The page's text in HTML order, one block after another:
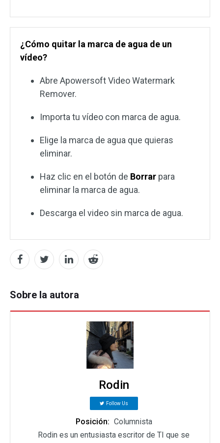
¿Cómo quitar la marca de agua de un
vídeo?
Abre Apowersoft Video Watermark
Remover.
Importa tu vídeo con marca de agua.
Elige la marca de agua que quieras
eliminar.
Haz clic en el botón de Borrar para
eliminar la marca de agua.
Descarga el video sin marca de agua.
Sobre la autora
Rodin
Follow Us
Posición: Columnista
Rodin es un entusiasta escritor de TI que se